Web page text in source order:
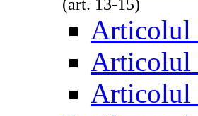
Articolul
Articolul
Articolul